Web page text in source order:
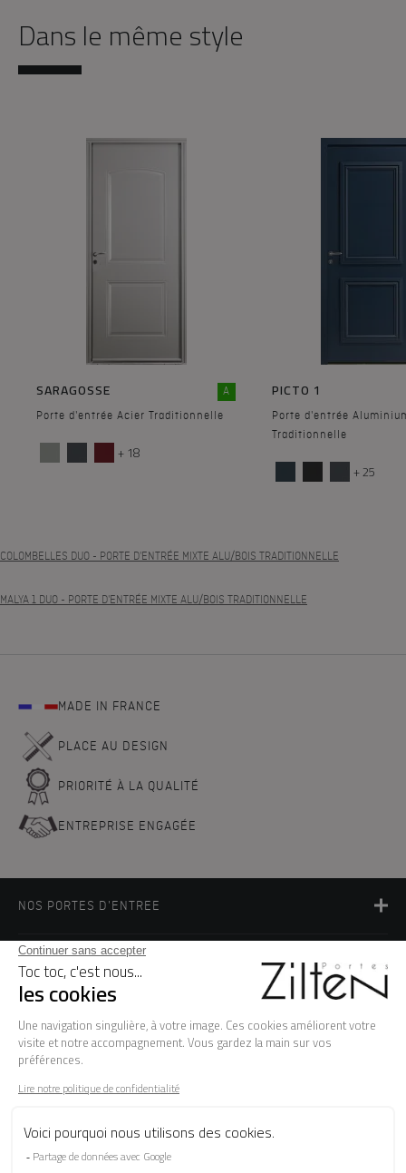
Dans le même style
SARAGOSSE
Porte d'entrée Acier Traditionnelle
A
+ 18
PICTO 1
Porte d'entrée
Traditionnelle
+ 25
COLOMBELLES DUO - PORTE D'ENTRÉE MIXTE ALU/BOIS TRADITIONNELLE
MALYA 1 DUO - PORTE D'ENTRÉE MIXTE ALU/BOIS TRADITIONNELLE
MADE IN FRANCE
PLACE AU DESIGN
PRIORITÉ À LA QUALITÉ
ENTREPRISE ENGAGÉE
NOS PORTES D'ENTREE
FAQ
Les garanties
Le SAV
Besoin d'informations ? Nos conseillers
CONTACTEZ-NOUS